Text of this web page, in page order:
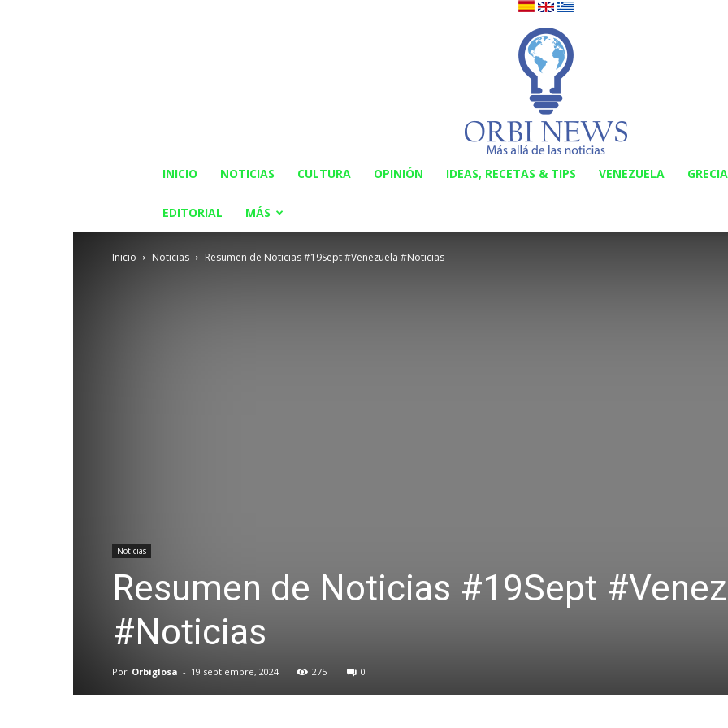
INICIO NOTICIAS CULTURA OPINIÓN IDEAS, RECETAS & TIPS VENEZUELA GRECIA
EDITORIAL MÁS
Inicio Noticias Resumen de Noticias #19Sept #Venezuela #Noticias
Noticias
Resumen de Noticias #19Sept
#Noticias
Por Orbiglosa - 19 septiembre, 2024 275 0